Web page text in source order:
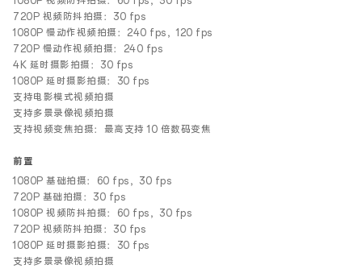
720P 视频防抖拍摄：30 fps
1080P 慢动作视频拍摄：240 fps，120 fps
720P 慢动作视频拍摄：240 fps
4K 延时摄影拍摄：30 fps
1080P 延时摄影拍摄：30 fps
支持电影模式视频拍摄
支持多景录像视频拍摄
支持视频变焦拍摄：最高支持 10 倍数码变焦
前置
1080P 基础拍摄：60 fps，30 fps
720P 基础拍摄：30 fps
1080P 视频防抖拍摄：60 fps，30 fps
720P 视频防抖拍摄：30 fps
1080P 延时摄影拍摄：30 fps
支持多景录像视频拍摄